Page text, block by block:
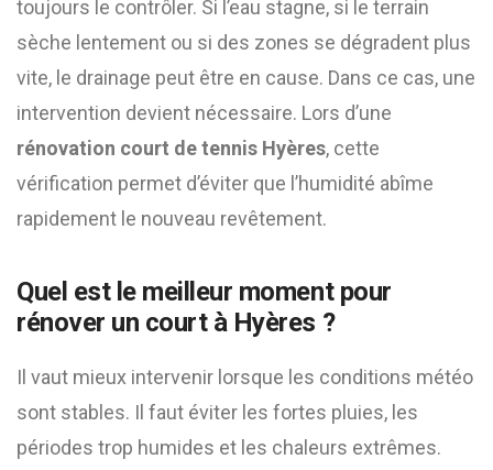
toujours le contrôler. Si l’eau stagne, si le terrain
sèche lentement ou si des zones se dégradent plus
vite, le drainage peut être en cause. Dans ce cas, une
intervention devient nécessaire. Lors d’une
rénovation court de tennis Hyères, cette
vérification permet d’éviter que l’humidité abîme
rapidement le nouveau revêtement.
Quel est le meilleur moment pour
rénover un court à Hyères ?
Il vaut mieux intervenir lorsque les conditions météo
sont stables. Il faut éviter les fortes pluies, les
périodes trop humides et les chaleurs extrêmes.